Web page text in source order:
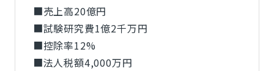
■売上高20億円
■試験研究費1億2千万円
■控除率12%
■法人税額4,000万円